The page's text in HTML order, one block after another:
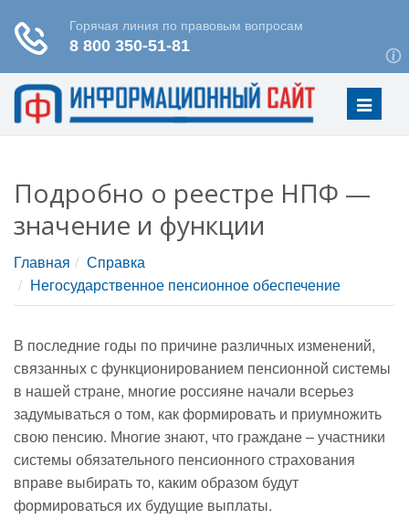
Меню
Подробно о реестре НПФ —
значение и функции
Главная
Справка
Негосударственное пенсионное обеспечение
В последние годы по причине различных изменений,
связанных с функционированием пенсионной системы
в нашей стране, многие россияне начали всерьез
задумываться о том, как формировать и приумножить
свою пенсию. Многие знают, что граждане – участники
системы обязательного пенсионного страхования
вправе выбирать то, каким образом будут
формироваться их будущие выплаты.